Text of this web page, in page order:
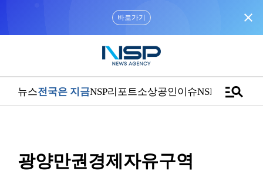
바로가기 close
뉴스전국은 지금NSP리포트소상공인이슈NSPTVmanage_search
광양만권경제자유구역